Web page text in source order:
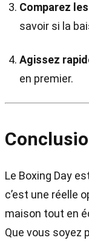
Comparez
savoir si la
Agissez
en premier.
Le Boxing Day
c’est une réelle
maison tout en
Que vous soyez